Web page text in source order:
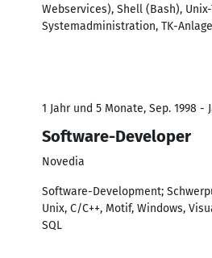
Webservices), Shell (Bash),
Systemadministration, TK-
1 Jahr und 5 Monate, Sep. 1998 -
Software-Developer
Novedia
Software-Development;
Unix, C/C++, Motif, Windows,
SQL